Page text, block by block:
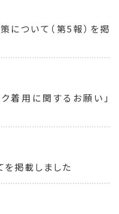
について（第5報）を掲
着用に関するお願い」
掲載しました